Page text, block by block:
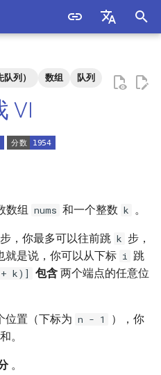
中文
列） 数组 队列
VI
数组 nums 和一个整数 k 。
，你最多可以往前跳 k 步，
就是说，你可以从下标 i 跳
k)] 包含 两个端点的任意位
位置（下标为 n - 1
），你
。
。